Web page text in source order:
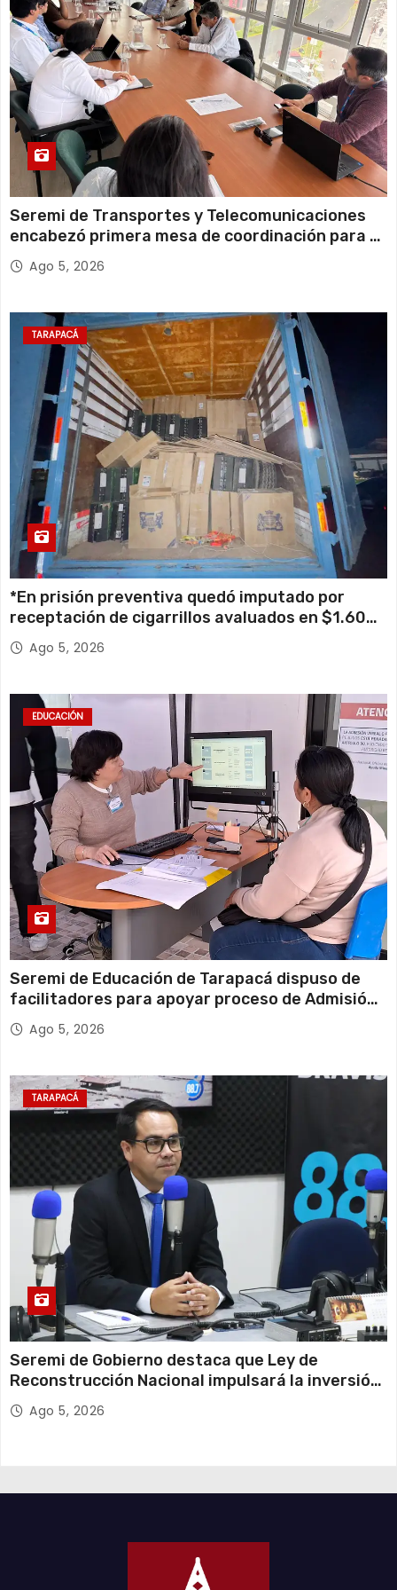
Jueves
Seremi de Transportes y Telecomunicaciones
encabezó primera mesa de coordinación para el
retiro de cables en desuso en Iquique
Ago 5, 2026
TARAPACÁ
*En prisión preventiva quedó imputado por
receptación de cigarrillos avaluados en $1.600
millones*
Ago 5, 2026
EDUCACIÓN
Seremi de Educación de Tarapacá dispuso de
facilitadores para apoyar proceso de Admisión
Escolar 2027
Ago 5, 2026
TARAPACÁ
Seremi de Gobierno destaca que Ley de
Reconstrucción Nacional impulsará la inversión
y el empleo en Tarapacá
Ago 5, 2026